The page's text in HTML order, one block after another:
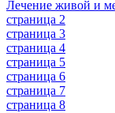
Лечение живой и
страница 2
страница 3
страница 4
страница 5
страница 6
страница 7
страница 8